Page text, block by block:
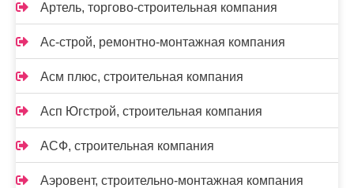
Артель, торгово-строительная компания
Ас-строй, ремонтно-монтажная компания
Асм плюс, строительная компания
Асп Югстрой, строительная компания
АСФ, строительная компания
Аэровент, строительно-монтажная компания